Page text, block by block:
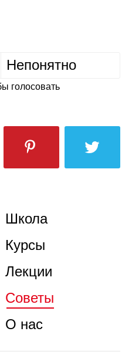
Непонятно
голосовать
Школа
Курсы
Лекции
Советы
О нас